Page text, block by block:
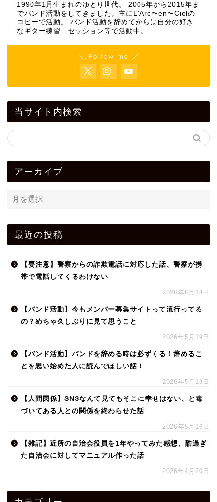
1990年1月生まれのゆとり世代。 2005年から2015年ま
でバンド活動をしてきました。主にL'Arc〜en〜Cielの
コピーで活動。 バンド活動を辞めてからは自分の好き
なギター練習、セッション等で活動中。
＼ Follow me ／
当サイト内検索
アーカイブ
最近の投稿
【要注意】警察からの詐欺電話に対応した話、警察が携
帯で電話してくるわけない
2026年6月18日
【バンド活動】今もメンバー募集サイトって流行ってる
の？めちゃ久しぶりに見て思うこと
2026年5月19日
【バンド活動】バンドを辞める時は必ずくる！辞めるこ
とを思い始めた人に読んでほしい話！
2026年5月18日
【人間関係】SNSなんて見てもそこに幸せはない、と毒
づいてある人との関係を終わらせた話
2026年5月16日
【雑記】近所の自治会役員を1年やってみた感想、酷過ぎ
た自治会に対してマニュアル作った話
2026年4月20日